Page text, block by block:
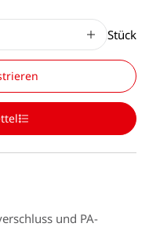
Stück
und PA-